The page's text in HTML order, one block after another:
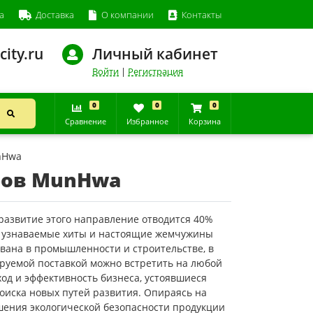
Доставка О компании Контакты
Личный кабинет
Войти | Регистрация
0
Сравнение
0
Избранное
0
Корзина
MunHwa
этого направление отводится 40%
хиты и настоящие жемчужины
в промышленности и строительстве, в
поставкой можно встретить на любой
и эффективность бизнеса, устоявшиеся
новых путей развития. Опираясь на
экологической безопасности продукции